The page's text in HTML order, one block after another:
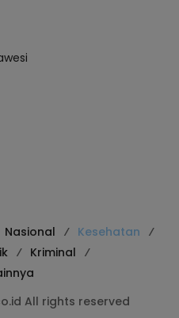
Nasional
Kesehatan
Kriminal
All rights reserved